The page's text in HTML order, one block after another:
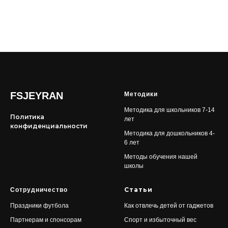
FSJEYRAN
Политика
конфиденциальности
Методики
Методика для школьников 7-14
лет
Методика для дошкольников 4-
6 лет
Методы обучения нашей
школы
Сотрудничество
Праздники футбола
Партнерам и спонсорам
Статьи
Как отвлечь детей от гаджетов
Спорт и избыточный вес